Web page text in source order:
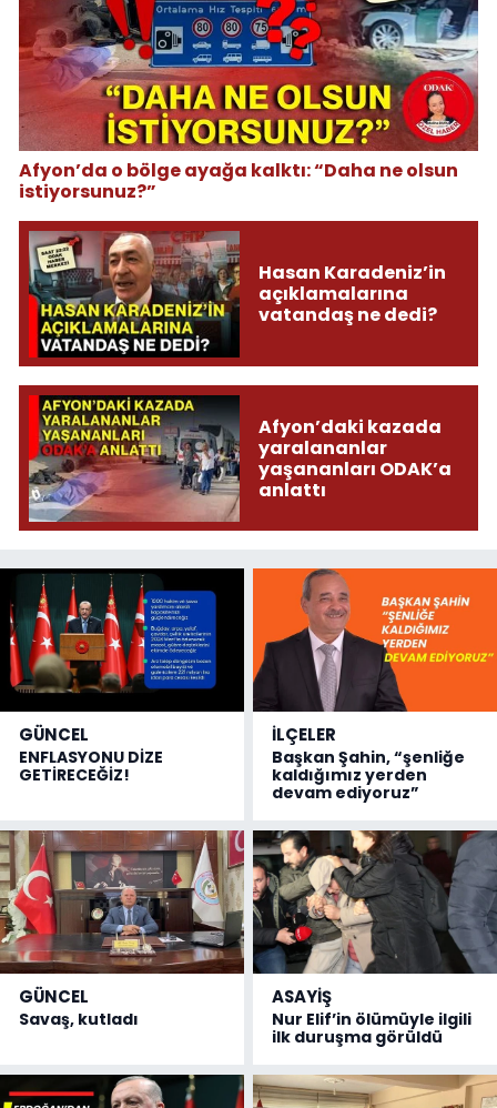
Afyon’da o bölge ayağa kalktı: “Daha ne olsun
istiyorsunuz?”
Hasan Karadeniz’in
açıklamalarına
vatandaş ne dedi?
Afyon’daki kazada
yaralananlar
yaşananları ODAK’a
anlattı
GÜNCEL
ENFLASYONU DİZE
GETİRECEĞİZ!
İLÇELER
Başkan Şahin, “şenliğe
kaldığımız yerden
devam ediyoruz”
GÜNCEL
Savaş, kutladı
ASAYİŞ
Nur Elif’in ölümüyle ilgili
ilk duruşma görüldü